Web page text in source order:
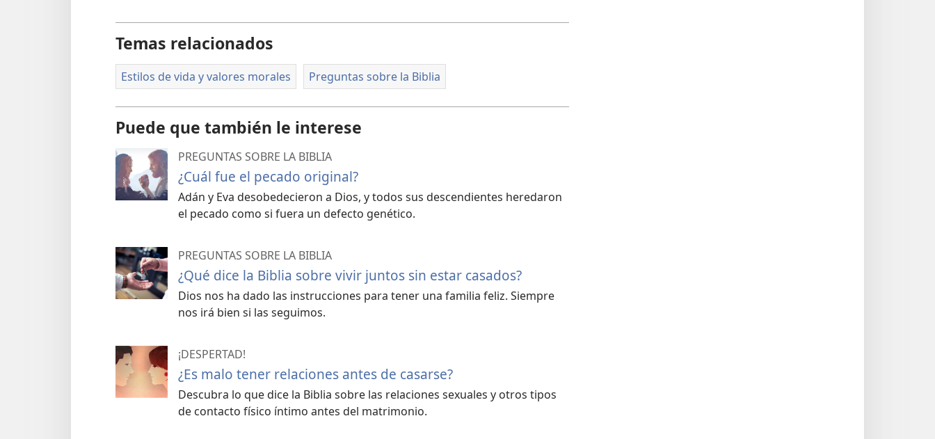
Temas relacionados
Estilos de vida y valores morales Preguntas sobre la Biblia
Puede que también le interese
PREGUNTAS SOBRE LA BIBLIA
¿Cuál fue el pecado original?
Adán y Eva desobedecieron a Dios, y todos sus descendientes heredaron
el pecado como si fuera un defecto genético.
PREGUNTAS SOBRE LA BIBLIA
¿Qué dice la Biblia sobre vivir juntos sin estar casados?
Dios nos ha dado las instrucciones para tener una familia feliz. Siempre
nos irá bien si las seguimos.
¡DESPERTAD!
¿Es malo tener relaciones antes de casarse?
Descubra lo que dice la Biblia sobre las relaciones sexuales y otros tipos
de contacto físico íntimo antes del matrimonio.